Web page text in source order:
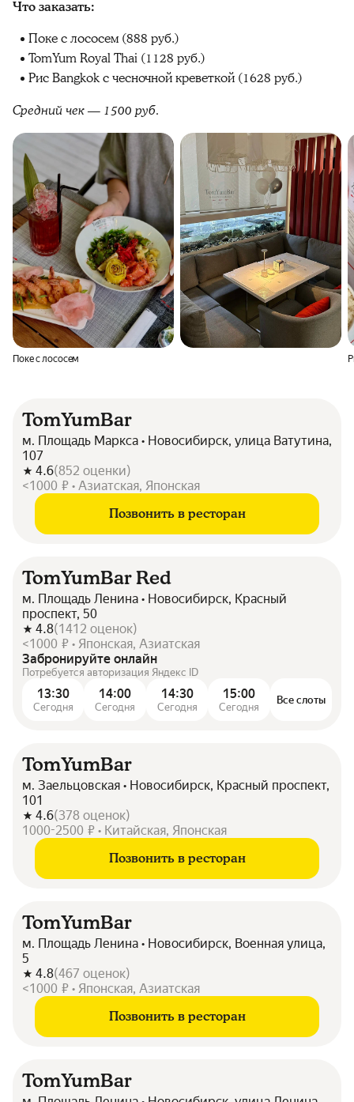
Что заказать:
Поке с лососем (888 руб.)
TomYum Royal Thai (1128 руб.)
Рис Bangkok с чесночной креветкой (1628 руб.)
Средний чек — 1500 руб.
Поке с лососем
TomYumBar
м. Площадь Маркса • Новосибирск, улица Ватутина,
107
4.6(852 оценки)
<1000 ₽ • Азиатская, Японская
Позвонить в ресторан
TomYumBar Red
м. Площадь Ленина • Новосибирск, Красный
проспект, 50
4.8(1412 оценок)
<1000 ₽ • Японская, Азиатская
Забронируйте онлайн
Потребуется авторизация Яндекс ID
13:30
Сегодня
14:00
Сегодня
14:30
Сегодня
15:00
Сегодня
Все слоты
TomYumBar
м. Заельцовская • Новосибирск, Красный проспект,
101
4.6(378 оценок)
1000-2500 ₽ • Китайская, Японская
Позвонить в ресторан
TomYumBar
м. Площадь Ленина • Новосибирск, Военная улица,
5
4.8(467 оценок)
<1000 ₽ • Японская, Азиатская
Позвонить в ресторан
TomYumBar